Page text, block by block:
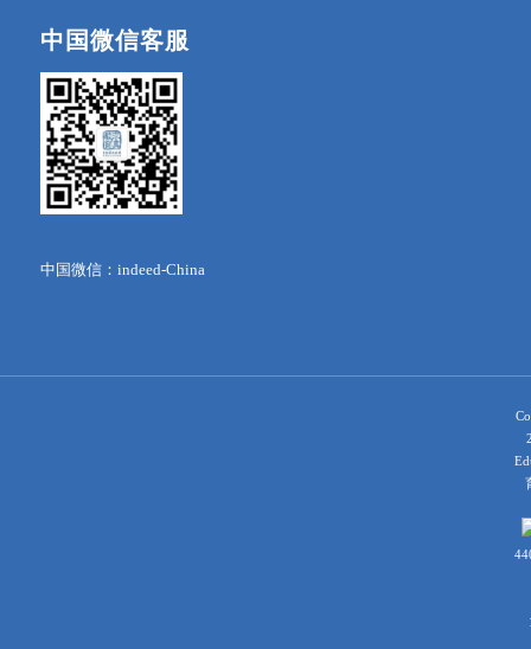
中国微信客服
中国微信：indeed-China